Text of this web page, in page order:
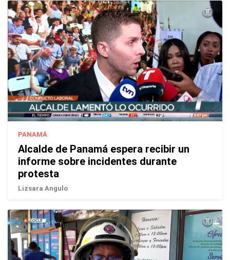
PANAMÁ
Alcalde de Panamá espera recibir un
informe sobre incidentes durante
protesta
Lizsara Angulo